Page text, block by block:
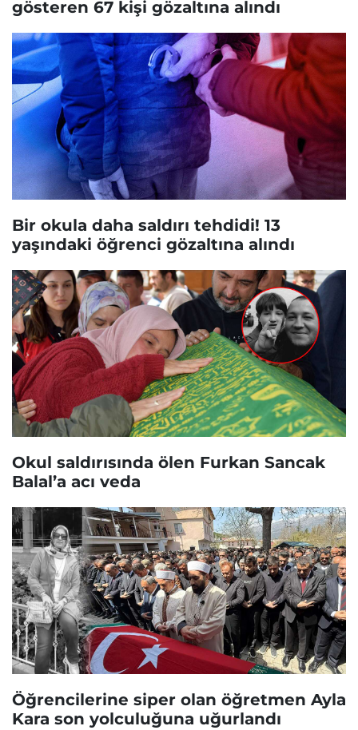
gösteren 67 kişi gözaltına alındı
Bir okula daha saldırı tehdidi! 13
yaşındaki öğrenci gözaltına alındı
Okul saldırısında ölen Furkan Sancak
Balal’a acı veda
Öğrencilerine siper olan öğretmen Ayla
Kara son yolculuğuna uğurlandı